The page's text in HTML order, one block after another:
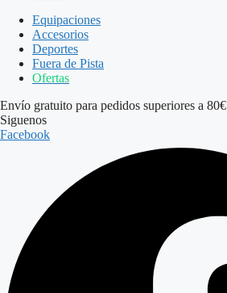
Equipaciones
Accesorios
Deportes
Fuera de Pista
Ofertas
Envío gratuito para pedidos superiores a 80€
Siguenos
Facebook